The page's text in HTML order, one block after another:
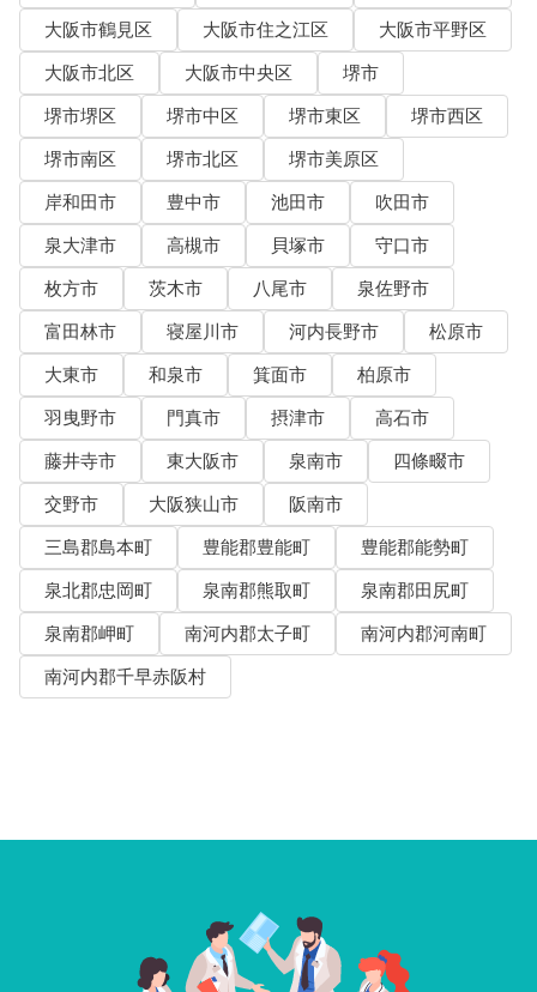
大阪市鶴見区
大阪市住之江区
大阪市平野区
大阪市北区
大阪市中央区
堺市
堺市堺区
堺市中区 堺市東区
堺市西区
堺市南区
堺市北区
堺市美原区
岸和田市
豊中市 池田市
吹田市
泉大津市
高槻市 貝塚市
守口市
枚方市
茨木市 八尾市
泉佐野市
富田林市
寝屋川市 河内長野市
松原市
大東市
和泉市 箕面市
柏原市
羽曳野市
門真市 摂津市
高石市
藤井寺市
東大阪市 泉南市
四條畷市
交野市
大阪狭山市
阪南市
三島郡島本町
豊能郡豊能町
豊能郡能勢町
泉北郡忠岡町
泉南郡熊取町
泉南郡田尻町
泉南郡岬町
南河内郡太子町
南河内郡河南町
南河内郡千早赤阪村